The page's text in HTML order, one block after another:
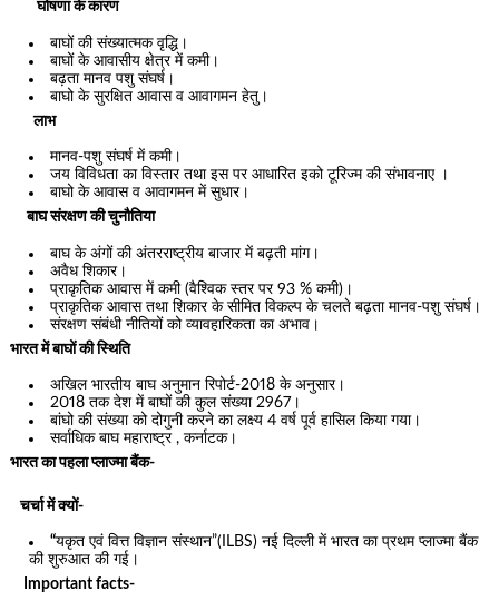
घोषणा के कारण
बाघों की संख्यात्मक वृद्धि।
बाघों के आवासीय क्षेत्र में कमी।
बढ़ता मानव पशु संघर्ष।
बाघो के सुरक्षित आवास व आवागमन हेतु।
लाभ
मानव-पशु संघर्ष में कमी।
जय विविधता का विस्तार तथा इस पर आधारित इको टूरिज्म की संभावनाए ।
बाघो के आवास व आवागमन में सुधार।
बाघ संरक्षण की चुनौतिया
बाघ के अंगों की अंतरराष्ट्रीय बाजार में बढ़ती मांग।
अवैध शिकार।
प्राकृतिक आवास में कमी (वैश्विक स्तर पर 93 % कमी)।
प्राकृतिक आवास तथा शिकार के सीमित विकल्प के चलते बढ़ता मानव-पशु संघर्ष।
संरक्षण संबंधी नीतियों को व्यावहारिकता का अभाव।
भारत में बाघों की स्थिति
अखिल भारतीय बाघ अनुमान रिपोर्ट-2018 के अनुसार।
2018 तक देश में बाघों की कुल संख्या 2967।
बांघो की संख्या को दोगुनी करने का लक्ष्य 4 वर्ष पूर्व हासिल किया गया।
सर्वाधिक बाघ महाराष्ट्र , कर्नाटक।
भारत का पहला प्लाज्मा बैंक-
चर्चा में क्यों-
“यकृत एवं वित्त विज्ञान संस्थान”(ILBS) नई दिल्ली में भारत का प्रथम प्लाज्मा बैंक
की शुरुआत की गई।
Important facts-